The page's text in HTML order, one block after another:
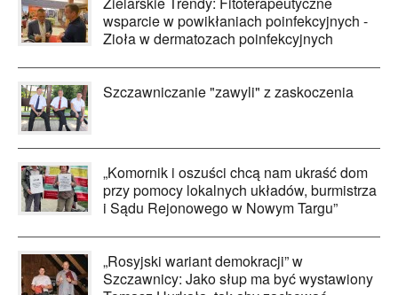
wsparcie w powikłaniach poinfekcyjnych -
Zioła w dermatozach poinfekcyjnych
Szczawniczanie "zawyli" z zaskoczenia
„Komornik i oszuści chcą nam ukraść dom
przy pomocy lokalnych układów, burmistrza
i Sądu Rejonowego w Nowym Targu”
„Rosyjski wariant demokracji” w
Szczawnicy: Jako słup ma być wystawiony